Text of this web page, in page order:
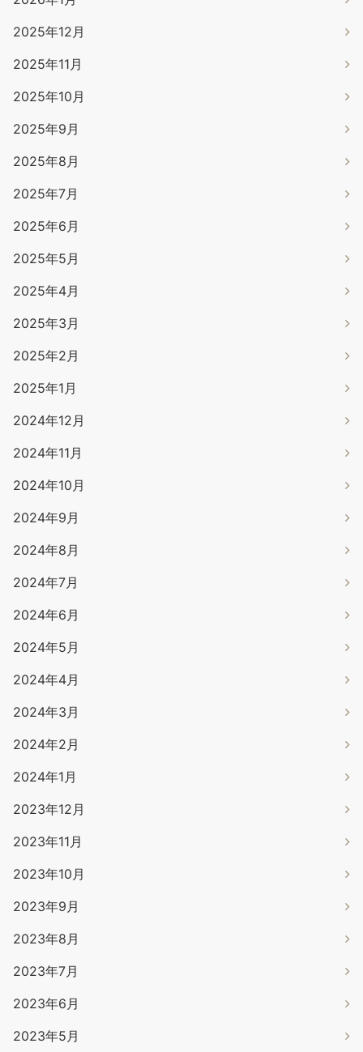
2025年12月
2025年11月
2025年10月
2025年9月
2025年8月
2025年7月
2025年6月
2025年5月
2025年4月
2025年3月
2025年2月
2025年1月
2024年12月
2024年11月
2024年10月
2024年9月
2024年8月
2024年7月
2024年6月
2024年5月
2024年4月
2024年3月
2024年2月
2024年1月
2023年12月
2023年11月
2023年10月
2023年9月
2023年8月
2023年7月
2023年6月
2023年5月